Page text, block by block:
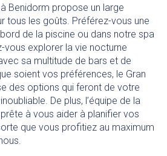
Benidorm propose un large
tous les goûts. Préférez-vous une
de la piscine ou dans notre spa
vous explorer la vie nocturne
sa multitude de bars et de
soient vos préférences, le Gran
des options qui feront de votre
De plus, l’équipe de la
à vous aider à planifier vos
que vous profitiez au maximum